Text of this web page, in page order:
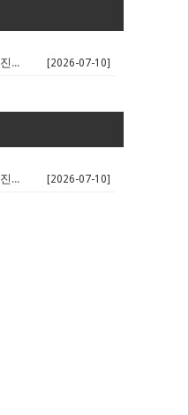
🌍 경기 AI 스타트업 해외 진출 판... [2026-07-10]
🌍 경기 AI 스타트업 해외 진출 판... [2026-07-10]